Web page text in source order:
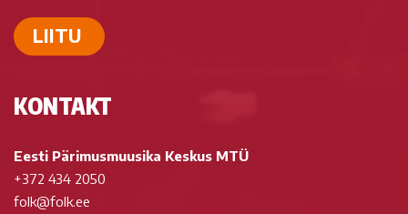
LIITU
KONTAKT
Eesti Pärimusmuusika Keskus MTÜ
+372 434 2050
folk@folk.ee